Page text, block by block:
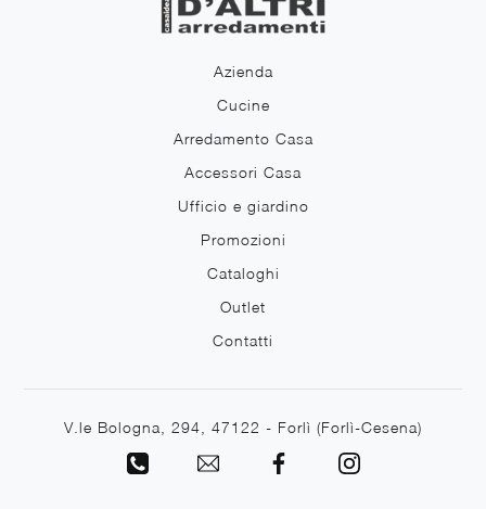
Azienda
Cucine
Arredamento Casa
Accessori Casa
Ufficio e giardino
Promozioni
Cataloghi
Outlet
Contatti
V.le Bologna, 294, 47122 - Forlì (Forlì-Cesena)